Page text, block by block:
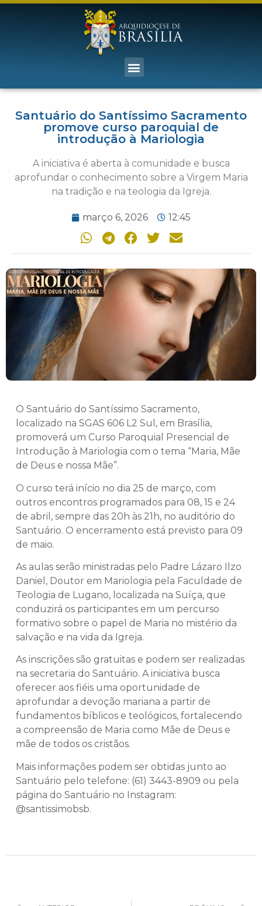
Santuário do Santíssimo Sacramento
promove curso paroquial de
introdução à Mariologia
A iniciativa é aberta à comunidade e busca
aprofundar o conhecimento sobre a Virgem Maria
na tradição e na teologia da Igreja.
março 6, 2026 12:45
O Santuário do Santíssimo Sacramento,
localizado na SGAS 606 L2 Sul, em Brasília,
promoverá um Curso Paroquial Presencial de
Introdução à Mariologia com o tema “Maria, Mãe
de Deus e nossa Mãe”.
O curso terá início no dia 25 de março, com
outros encontros programados para 08, 15 e 24
de abril, sempre das 20h às 21h, no auditório do
Santuário. O encerramento está previsto para 09
de maio.
As aulas serão ministradas pelo Padre Lázaro Ilzo
Daniel, Doutor em Mariologia pela Faculdade de
Teologia de Lugano, localizada na Suíça, que
conduzirá os participantes em um percurso
formativo sobre o papel de Maria no mistério da
salvação e na vida da Igreja.
As inscrições são gratuitas e podem ser realizadas
na secretaria do Santuário. A iniciativa busca
oferecer aos fiéis uma oportunidade de
aprofundar a devoção mariana a partir de
fundamentos bíblicos e teológicos, fortalecendo
a compreensão de Maria como Mãe de Deus e
mãe de todos os cristãos.
Mais informações podem ser obtidas junto ao
Santuário pelo telefone: (61) 3443-8909 ou pela
página do Santuário no Instagram:
@santissimobsb.